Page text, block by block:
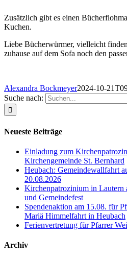
Zusätzlich gibt es einen
Kuchen.
Liebe Bücherwürmer, vielleicht
zuhause auf dem Sofa noch den
Alexandra Bockmeyer2024-10-
Suche nach:
Neueste Beiträge
Einladung zum
Kirchengemeinde St. Bernhard
Heubach: Gemeindewallfahrt
20.08.2026
Kirchenpatrozinium in Lautern
und Gemeindefest
Spendenaktion am 15.08. für
Mariä Himmelfahrt in Heubach
Ferienvertretung für Pfarrer
Archiv